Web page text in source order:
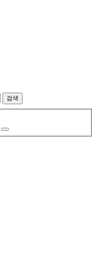
검색